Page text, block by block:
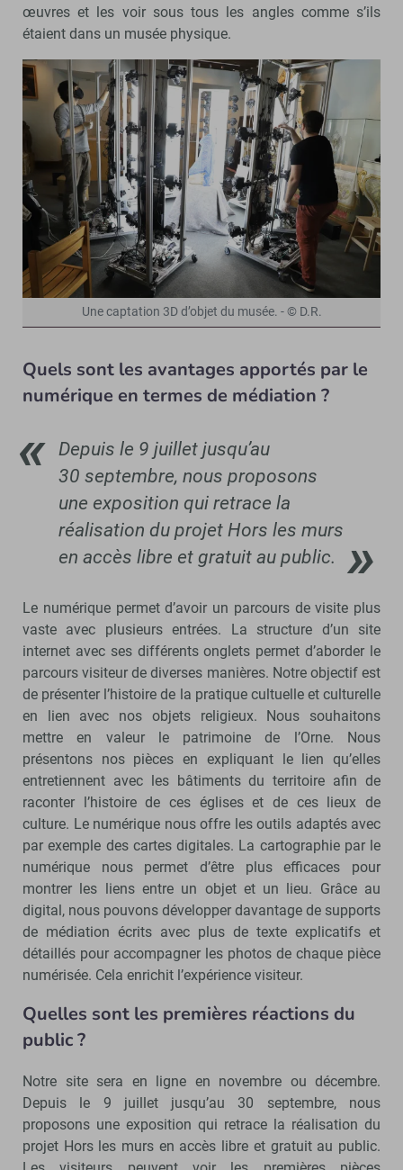
œuvres et les voir sous tous les angles comme s’ils
étaient dans un musée physique.
Une captation 3D d’objet du musée. - © D.R.
Quels sont les avantages apportés par le
numérique en termes de médiation ?
Depuis le 9 juillet jusqu’au
30 septembre, nous proposons
une exposition qui retrace la
réalisation du projet Hors les murs
en accès libre et gratuit au public.
Le numérique permet d’avoir un parcours de visite plus
vaste avec plusieurs entrées. La structure d’un site
internet avec ses différents onglets permet d’aborder le
parcours visiteur de diverses manières. Notre objectif est
de présenter l’histoire de la pratique cultuelle et culturelle
en lien avec nos objets religieux. Nous souhaitons
mettre en valeur le patrimoine de l’Orne. Nous
présentons nos pièces en expliquant le lien qu’elles
entretiennent avec les bâtiments du territoire afin de
raconter l’histoire de ces églises et de ces lieux de
culture. Le numérique nous offre les outils adaptés avec
par exemple des cartes digitales. La cartographie par le
numérique nous permet d’être plus efficaces pour
montrer les liens entre un objet et un lieu. Grâce au
digital, nous pouvons développer davantage de supports
de médiation écrits avec plus de texte explicatifs et
détaillés pour accompagner les photos de chaque pièce
numérisée. Cela enrichit l’expérience visiteur.
Quelles sont les premières réactions du
public ?
Notre site sera en ligne en novembre ou décembre.
Depuis le 9 juillet jusqu’au 30 septembre, nous
proposons une exposition qui retrace la réalisation du
projet Hors les murs en accès libre et gratuit au public.